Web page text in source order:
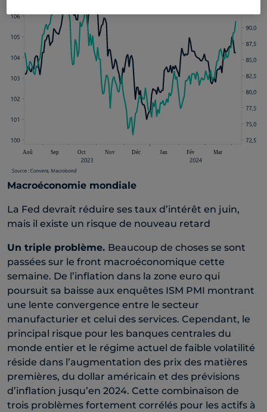
Macroéconomie mondiale
La Fed devrait réduire ses taux d’intérêt en juin,
mais il existe un risque de nouveau retard
Un triple problème. Beaucoup de choses se sont
passées sur le front macroéconomique cette
semaine. De l’inflation dans la zone euro qui
poursuit sa baisse aux enquêtes ISM PMI montrant
une lente convergence entre le secteur
manufacturier et celui des services. Cependant, le
principal risque pour les banques centrales du
monde entier et le régime actuel de faible volatilité
réside dans l’augmentation des prix des matières
premières, du dollar américain et des prévisions
d’inflation jusqu’en 2024. Cette combinaison de
trois problèmes fortement corrélés pour les actifs à